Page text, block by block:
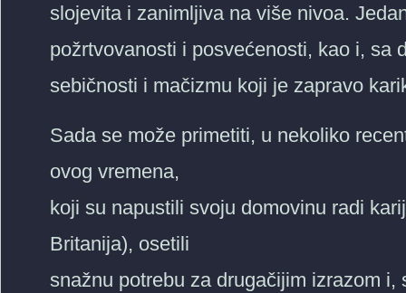
slojevita i zanimljiva na više nivoa.
požrtvovanosti i posvećenosti, kao i, sa
sebičnosti i mačizmu koji je zapravo
Sada se može primetiti, u nekoliko
ovog vremena,
koji su napustili svoju domovinu radi
Britanija), osetili
snažnu potrebu za drugačijim izrazom